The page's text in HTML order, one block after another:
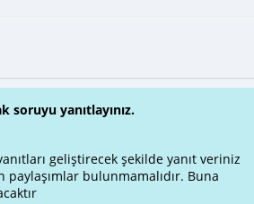
soruyu yanıtlayınız.
geliştirecek şekilde yanıt veriniz
paylaşımlar bulunmamalıdır. Buna